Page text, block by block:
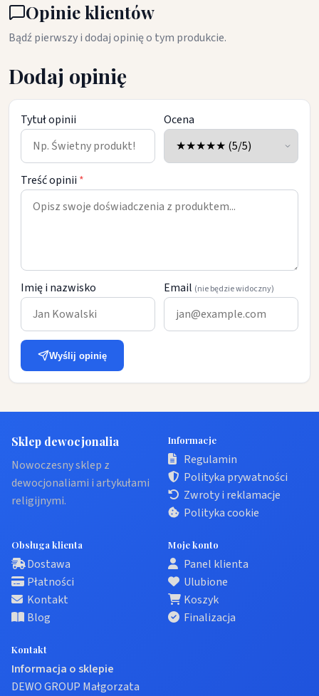
Opinie klientów
Bądź pierwszy i dodaj opinię o tym produkcie.
Dodaj opinię
Tytuł opinii Ocena
Treść opinii *
Imię i nazwisko Email (nie będzie widoczny)
Wyślij opinię
Sklep dewocjonalia
Nowoczesny sklep z
dewocjonaliami i artykułami
religijnymi.
Informacje
Regulamin
Polityka prywatności
Zwroty i reklamacje
Polityka cookie
Obsługa klienta
Dostawa
Płatności
Kontakt
Blog
Moje konto
Panel klienta
Ulubione
Koszyk
Finalizacja
Kontakt
Informacja o sklepie
DEWO GROUP Małgorzata